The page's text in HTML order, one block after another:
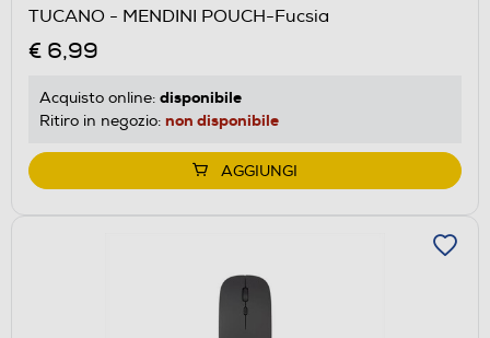
TUCANO - MENDINI POUCH-Fucsia
€ 6,99
Acquisto online: disponibile
Ritiro in negozio: non disponibile
AGGIUNGI